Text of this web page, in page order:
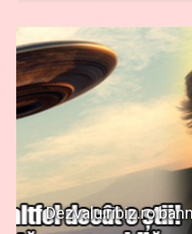
Dezvaluiribiz.ro